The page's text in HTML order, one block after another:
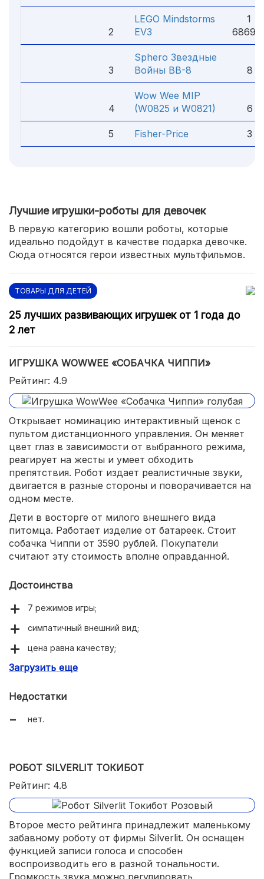
2
LEGO Mindstorms
EV3
1
6869
3
Sphero Звездные
Войны BB-8
8
4
Wow Wee MIP
(W0825 и W0821)
6
5 Fisher-Price 3
Лучшие игрушки-роботы для девочек
В первую категорию вошли роботы, которые
идеально подойдут в качестве подарка девочке.
Сюда относятся герои известных мультфильмов.
ТОВАРЫ ДЛЯ ДЕТЕЙ
25 лучших развивающих игрушек от 1 года до
2 лет
ИГРУШКА WOWWEE «СОБАЧКА ЧИППИ»
Рейтинг: 4.9
Открывает номинацию интерактивный щенок с
пультом дистанционного управления. Он меняет
цвет глаз в зависимости от выбранного режима,
реагирует на жесты и умеет обходить
препятствия. Робот издает реалистичные звуки,
двигается в разные стороны и поворачивается на
одном месте.
Дети в восторге от милого внешнего вида
питомца. Работает изделие от батареек. Стоит
собачка Чиппи от 3590 рублей. Покупатели
считают эту стоимость вполне оправданной.
Достоинства
7 режимов игры;
симпатичный внешний вид;
цена равна качеству;
многофункциональность;
Загрузить еще
Недостатки
нет.
РОБОТ SILVERLIT ТОКИБОТ
Рейтинг: 4.8
Второе место рейтинга принадлежит маленькому
забавному роботу от фирмы Silverlit. Он оснащен
функцией записи голоса и способен
воспроизводить его в разной тональности.